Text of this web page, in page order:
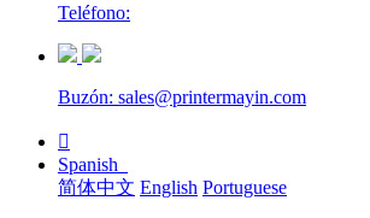
Teléfono:
Buzón: sales@printermayin.com

Spanish
简体中文 English Portuguese